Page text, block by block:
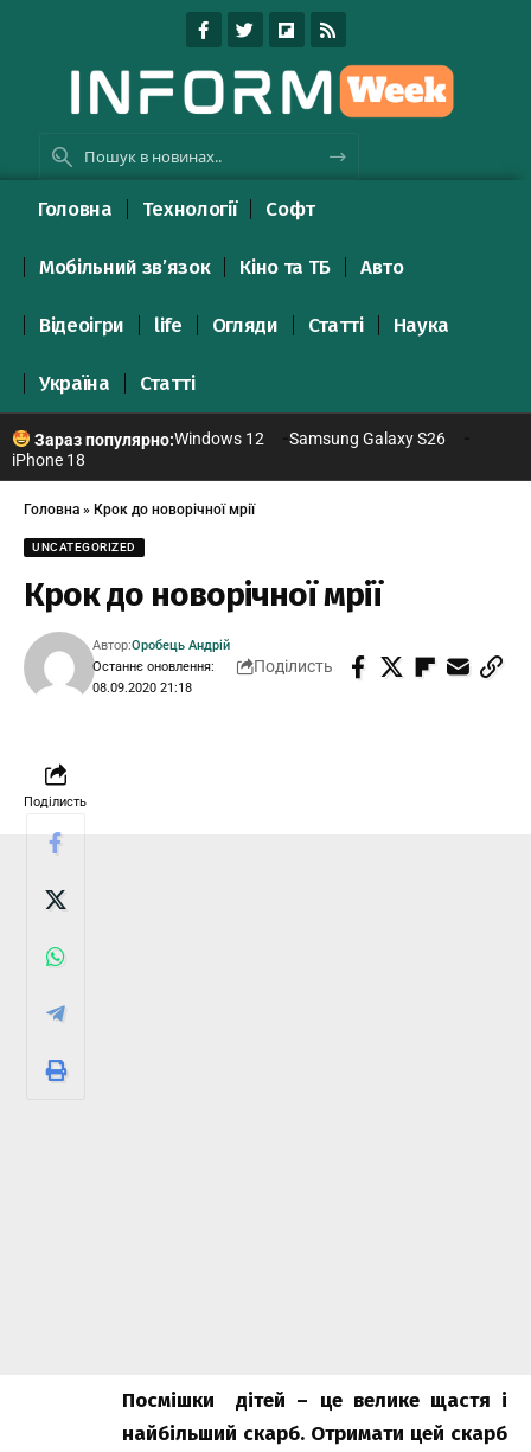
Головна Технології Софт
Мобільний зв’язок Кіно та ТБ Авто
Відеоігри life Огляди Статті Наука
Україна Статті
Зараз популярно:Windows 12
Samsung Galaxy S26
iPhone 18
Головна » Крок до новорічної мрії
UNCATEGORIZED
Крок до новорічної мрії
Останнє оновлення:
08.09.2020 21:18
Автор:Оробець Андрій
Поділисть
Поділисть
Посмішки дітей – це велике щастя і
найбільший скарб. Отримати цей скарб